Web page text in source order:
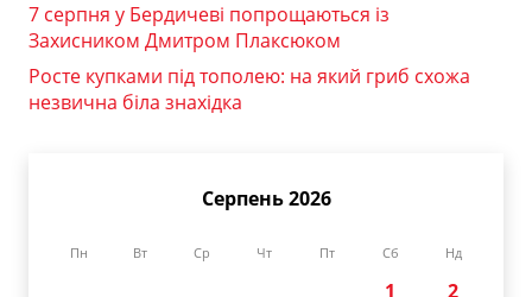
7 серпня у Бердичеві попрощаються із
Захисником Дмитром Плаксюком
Росте купками під тополею: на який гриб схожа
незвична біла знахідка
Серпень 2026
Пн Вт Ср Чт Пт Сб Нд
1
2